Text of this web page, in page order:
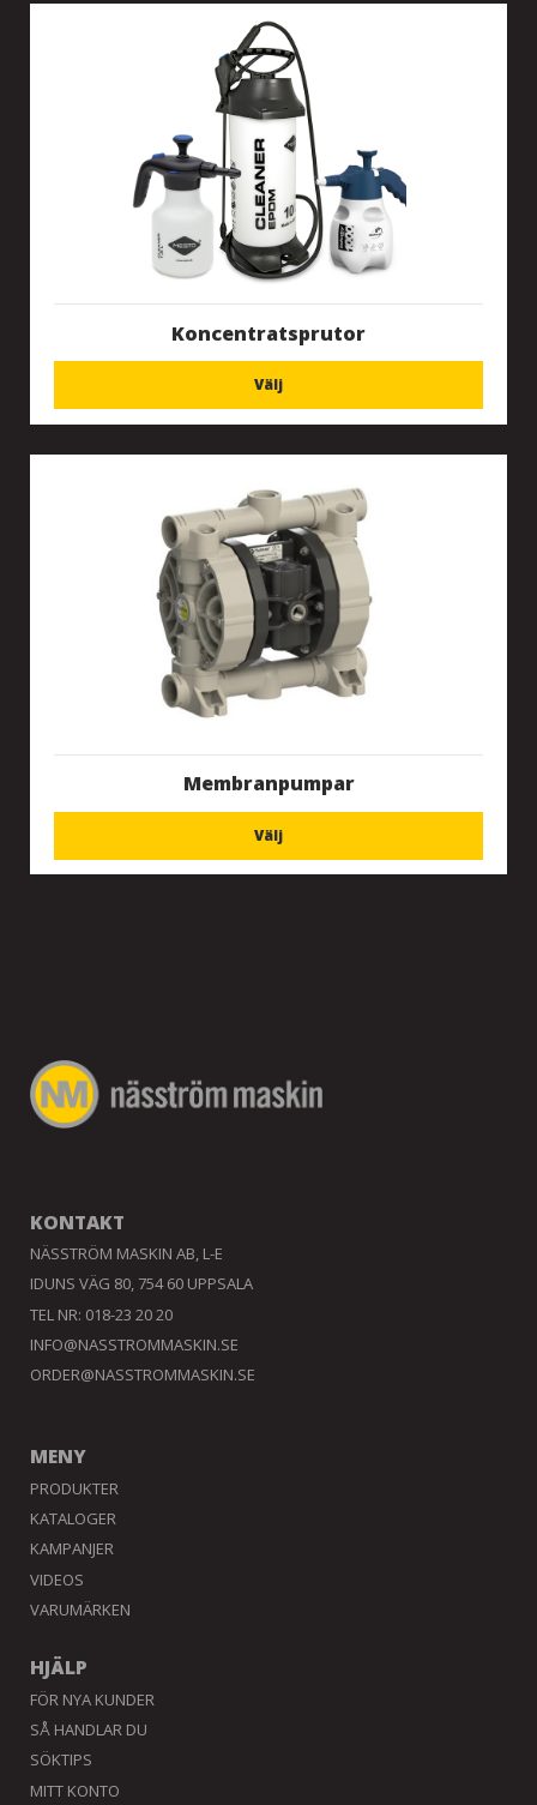
Koncentratsprutor
Välj
Membranpumpar
Välj
KONTAKT
NÄSSTRÖM MASKIN AB, L-E
IDUNS VÄG 80, 754 60 UPPSALA
TEL NR: 018-23 20 20
INFO@NASSTROMMASKIN.SE
ORDER@NASSTROMMASKIN.SE
MENY
PRODUKTER
KATALOGER
KAMPANJER
VIDEOS
VARUMÄRKEN
HJÄLP
FÖR NYA KUNDER
SÅ HANDLAR DU
SÖKTIPS
MITT KONTO